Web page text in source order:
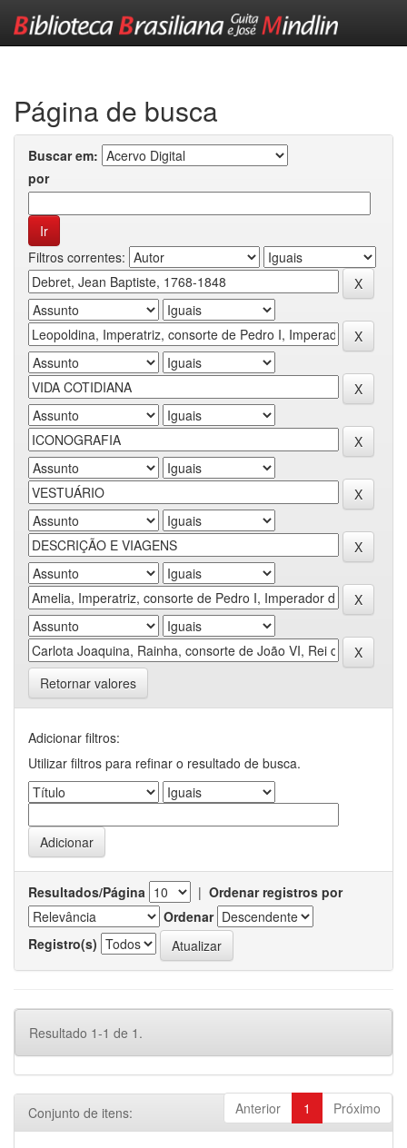
Página de busca
Buscar em:
por
Filtros correntes:
Retornar valores
Adicionar filtros:
Utilizar filtros para refinar o resultado de busca.
Resultados/Página | Ordenar registros por
Ordenar
Registro(s)
Resultado 1-1 de 1.
Anterior 1 Próximo
Conjunto de itens: